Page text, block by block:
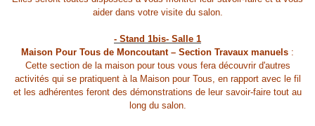
aider dans votre visite du salon.
- Stand 1bis- Salle 1
Maison Pour Tous de Moncoutant – Section Travaux manuels :
Cette section de la maison pour tous vous fera découvrir d'autres
activités qui se pratiquent à la Maison pour Tous, en rapport avec le fil
et les adhérentes feront des démonstrations de leur savoir-faire tout au
long du salon.